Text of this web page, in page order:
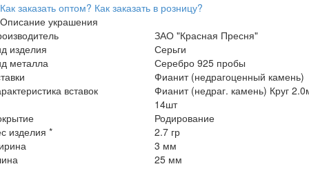
Как заказать оптом? Как заказать в розницу?
Описание украшения
ЗАО "Красная Пресня"
изделия
Серьги
металла
Серебро 925 пробы
Фианит (недрагоценный камень)
вставок
Фианит (недраг. камень) Круг
14шт
Родирование
изделия *
2.7 гр
3 мм
25 мм